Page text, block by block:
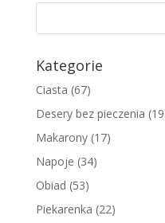
Kategorie
Ciasta (67)
Desery bez pieczenia
Makarony(17)
Napoje (34)
Obiad (53)
Piekarenka (22)